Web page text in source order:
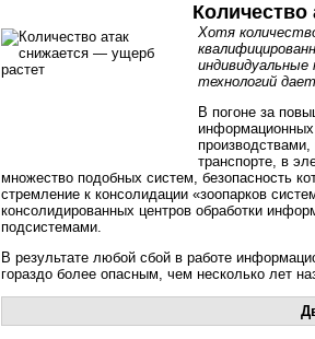
Хотя
технологий
В погоне за
информационных
транспорте, в
множество подобных систем, безопасность
стремление к консолидации «зоопарков
консолидированных центров обработки
подсистемами.
В результате любой сбой в работе
гораздо более опасным, чем несколько лет